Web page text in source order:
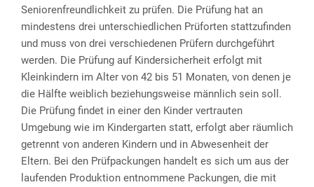
Seniorenfreundlichkeit zu prüfen. Die Prüfung hat an
mindestens drei unterschiedlichen Prüforten stattzufinden
und muss von drei verschiedenen Prüfern durchgeführt
werden. Die Prüfung auf Kindersicherheit erfolgt mit
Kleinkindern im Alter von 42 bis 51 Monaten, von denen je
die Hälfte weiblich beziehungsweise männlich sein soll.
Die Prüfung findet in einer den Kinder vertrauten
Umgebung wie im Kindergarten statt, erfolgt aber räumlich
getrennt von anderen Kindern und in Abwesenheit der
Eltern. Bei den Prüfpackungen handelt es sich um aus der
laufenden Produktion entnommene Packungen, die mit